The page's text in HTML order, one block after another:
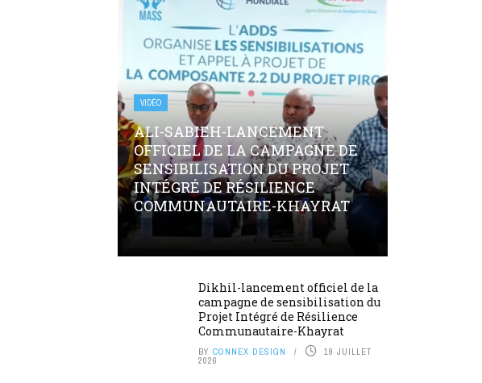
VIDÉO
ALI-SABIEH-LANCEMENT
OFFICIEL DE LA CAMPAGNE DE
SENSIBILISATION DU PROJET
INTÉGRÉ DE RÉSILIENCE
COMMUNAUTAIRE-KHAYRAT
Dikhil-lancement officiel de la
campagne de sensibilisation du
Projet Intégré de Résilience
Communautaire-Khayrat
BY CONNEX DESIGN 19 JUILLET
2026